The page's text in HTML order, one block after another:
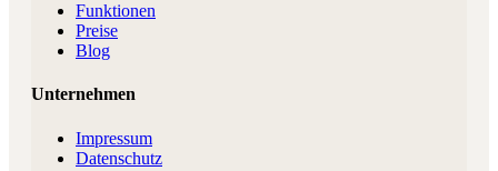
Funktionen
Preise
Blog
Unternehmen
Impressum
Datenschutz